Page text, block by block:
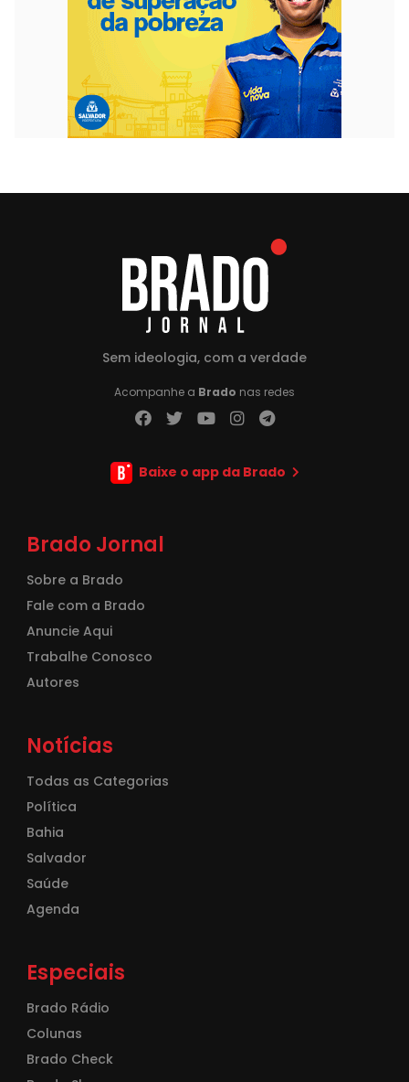
Sem ideologia, com a verdade
Acompanhe a Brado nas redes
Baixe o app da Brado
Brado Jornal
Sobre a Brado
Fale com a Brado
Anuncie Aqui
Trabalhe Conosco
Autores
Notícias
Todas as Categorias
Política
Bahia
Salvador
Saúde
Agenda
Especiais
Brado Rádio
Colunas
Brado Check